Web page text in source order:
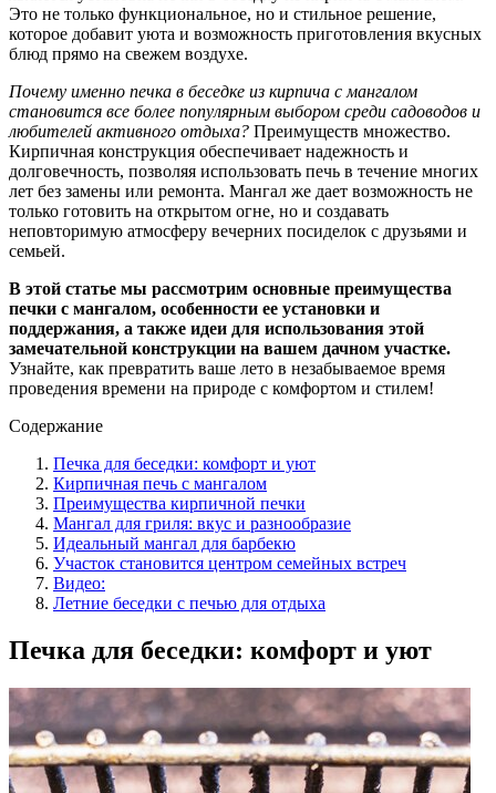
Это не только функциональное, но и стильное решение,
которое добавит уюта и возможность приготовления вкусных
блюд прямо на свежем воздухе.
Почему именно печка в беседке из кирпича с мангалом
становится все более популярным выбором среди садоводов и
любителей активного отдыха? Преимуществ множество.
Кирпичная конструкция обеспечивает надежность и
долговечность, позволяя использовать печь в течение многих
лет без замены или ремонта. Мангал же дает возможность не
только готовить на открытом огне, но и создавать
неповторимую атмосферу вечерних посиделок с друзьями и
семьей.
В этой статье мы рассмотрим основные преимущества
печки с мангалом, особенности ее установки и
поддержания, а также идеи для использования этой
замечательной конструкции на вашем дачном участке.
Узнайте, как превратить ваше лето в незабываемое время
проведения времени на природе с комфортом и стилем!
Содержание
Печка для беседки: комфорт и уют
Кирпичная печь с мангалом
Преимущества кирпичной печки
Мангал для гриля: вкус и разнообразие
Идеальный мангал для барбекю
Участок становится центром семейных встреч
Видео:
Летние беседки с печью для отдыха
Печка для беседки: комфорт и уют